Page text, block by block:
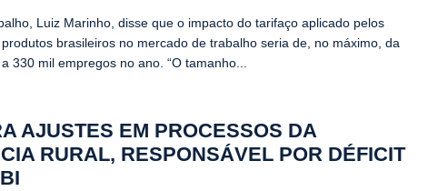
Luiz Marinho, disse que o impacto do tarifaço aplicado pelos
brasileiros no mercado de trabalho seria de, no máximo, da
330 mil empregos no ano. “O tamanho...
AJUSTES EM PROCESSOS DA
RURAL, RESPONSÁVEL POR DÉFICIT